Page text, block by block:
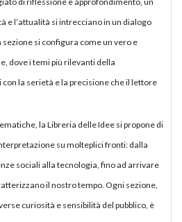
e l’attualità si intrecciano in un dialogo
si configura come un vero e
dove i temi più rilevanti della
la serietà e la precisione che il lettore
la Libreria delle Idee si propone di
su molteplici fronti: dalla
sociali alla tecnologia, fino ad arrivare
il nostro tempo. Ogni sezione,
curiosità e sensibilità del pubblico, è